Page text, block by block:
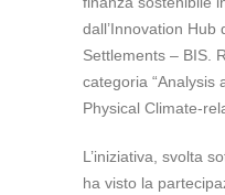
dall’Innovation
Settlements – BIS.
categoria “Analysis
Physical Climate-
L’iniziativa, svolta
ha visto la